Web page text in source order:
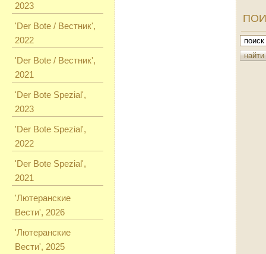
2023
'Der Bote / Вестник',
2022
'Der Bote / Вестник',
2021
'Der Bote Spezial',
2023
'Der Bote Spezial',
2022
'Der Bote Spezial',
2021
'Лютеранские
Вести', 2026
'Лютеранские
Вести', 2025